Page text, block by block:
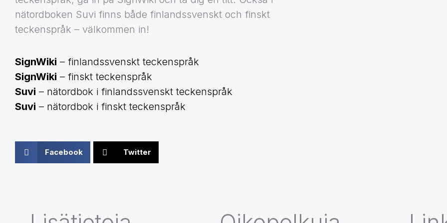
nätordboken Suvi finns både finlandssvenskt och finskt
teckenspråk – välkommen in!
SignWiki – finlandssvenskt teckenspråk
SignWiki – finskt teckenspråk
Suvi – nätordbok i finlandssvenskt teckenspråk
Suvi – nätordbok i finskt teckenspråk
Facebook Twitter